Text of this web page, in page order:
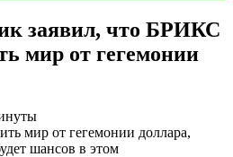
заявил, что БРИКС
мир от гегемонии
мир от гегемонии доллара,
шансов в этом